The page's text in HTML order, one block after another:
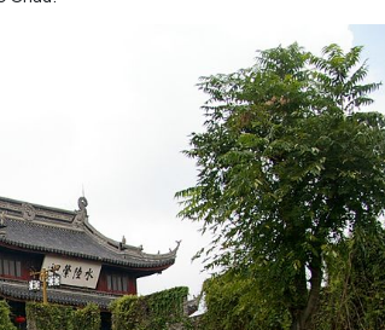
nam của thành phố cổ Tô Châu, Khu
văn hóa được thành phố bảo vệ vào
quan nhân văn phong phú.
đáo, Tháp cổ Thụy Quang
​​trúc chính trong Khu danh lam thắng
đền thờ tổ tiên, ao hồ và hòn non
của Ngô Vương He Lu) và các gian
trồng cây và cỏ, và xây dựng các
và Hốc màn nước, v.v. Khu vực này
biệt của Tô Châu.